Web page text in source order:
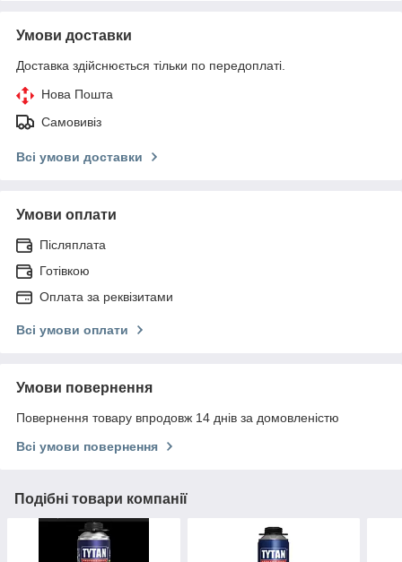
Умови доставки
Доставка здійснюється тільки по передоплаті.
Нова Пошта
Самовивіз
Всі умови доставки
Умови оплати
Післяплата
Готівкою
Оплата за реквізитами
Всі умови оплати
Умови повернення
Повернення товару впродовж 14 днів за домовленістю
Всі умови повернення
Подібні товари компанії